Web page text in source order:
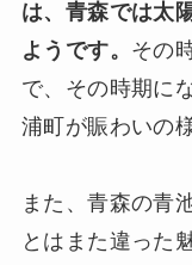
は、青森では太
ようです。 その
で、その時期に
浦町が賑わいの
また、青森の青
とはまた違った